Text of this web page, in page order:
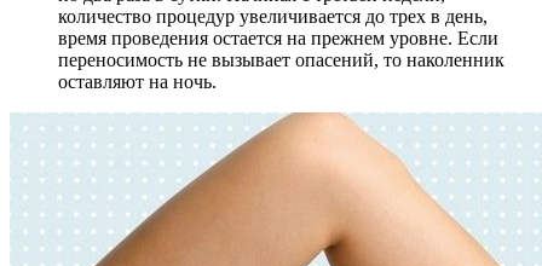
количество процедур увеличивается до трех в день,
время проведения остается на прежнем уровне. Если
переносимость не вызывает опасений, то наколенник
оставляют на ночь.